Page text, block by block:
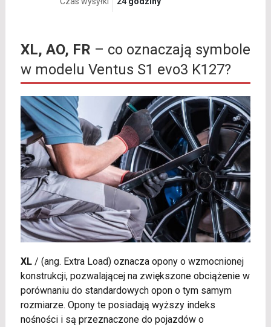
XL, AO, FR – co oznaczają symbole
w modelu Ventus S1 evo3 K127?
XL/ (ang. Extra Load) oznacza opony o wzmocnionej
konstrukcji, pozwalającej na zwiększone obciążenie w
porównaniu do standardowych opon o tym samym
rozmiarze. Opony te posiadają wyższy indeks
nośności i są przeznaczone do pojazdów o